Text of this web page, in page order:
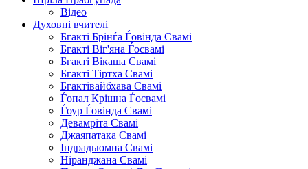
Відео
Духовні вчителі
Бгакті Брінѓа Ѓовінда Свамі
Бгакті Віг'яна Ѓосвамі
Бгакті Вікаша Свамі
Бгакті Тіртха Свамі
Бгактівайбхава Свамі
Ѓопал Крішна Ѓосвамі
Ѓоур Ѓовінда Свамі
Девамріта Свамі
Джаяпатака Свамі
Індрадьюмна Свамі
Ніранджана Свамі